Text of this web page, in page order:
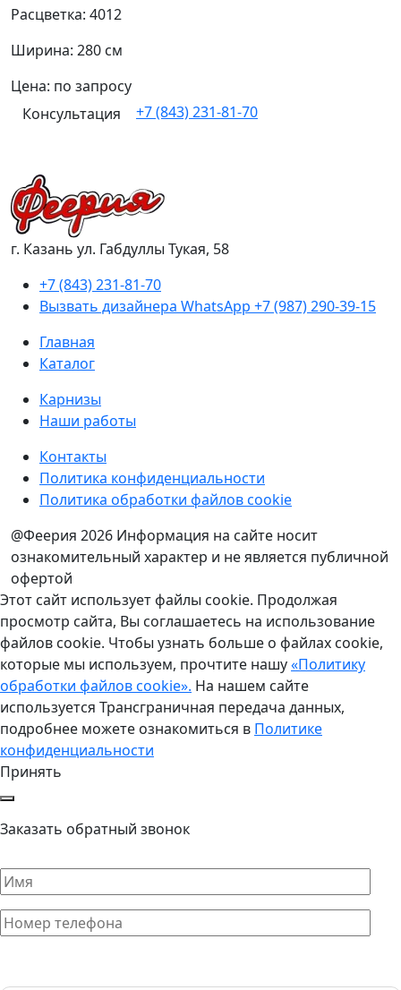
Расцветка: 4012
Ширина: 280 см
Цена: по запросу
Консультация
+7 (843) 231-81-70
г. Казань ул. Габдуллы Тукая, 58
+7 (843) 231-81-70
Вызвать дизайнера WhatsApp +7 (987) 290-39-15
Главная
Каталог
Карнизы
Наши работы
Контакты
Политика конфиденциальности
Политика обработки файлов cookie
@Феерия 2026 Информация на сайте носит
ознакомительный характер и не является публичной
офертой
Этот сайт использует файлы cookie. Продолжая
просмотр сайта, Вы соглашаетесь на использование
файлов cookie. Чтобы узнать больше о файлах cookie,
которые мы используем, прочтите нашу«Политику
обработки файлов cookie». На нашем сайте
используется Трансграничная передача данных,
подробнее можете ознакомиться в Политике
конфиденциальности
Принять
Заказать обратный звонок